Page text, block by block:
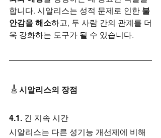
합니다. 시알리스는 성적 문제로 인한 불
안감을 해소하고, 두 사람 간의 관계를 더
욱 강화하는 도구가 될 수 있습니다.
🎸 시알리스의 장점
4.1. 긴 지속 시간
시알리스는 다른 성기능 개선제에 비해